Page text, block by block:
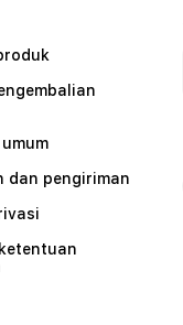
dan pengiriman